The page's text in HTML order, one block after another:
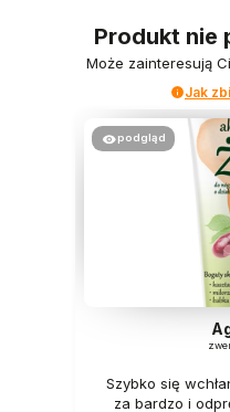
Produkt nie
Może zainteresują
Jak
podgląd
Szybko się
za bardzo i